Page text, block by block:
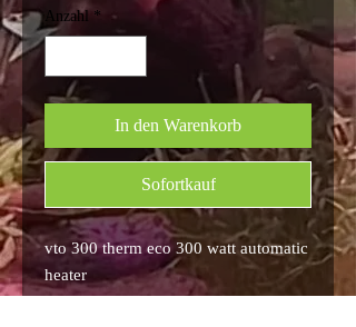
Anzahl *
In den Warenkorb
Sofortkauf
vto 300 therm eco 300 watt automatic
heater